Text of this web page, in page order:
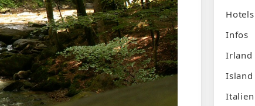
Hotels
Infos
Irland
Island
Italien